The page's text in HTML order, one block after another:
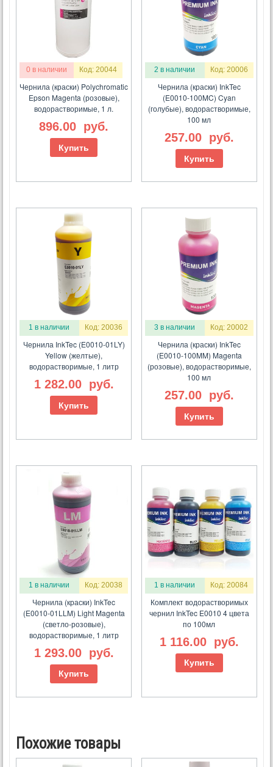
0 в наличии Код: 20044
Чернила (краски) Polychromatic
Epson Magenta (розовые),
водорастворимые, 1 л.
896.00 руб.
Купить
2 в наличии Код: 20006
Чернила (краски) InkTec
(E0010-100MC) Cyan
(голубые), водорастворимые,
100 мл
257.00 руб.
Купить
1 в наличии Код: 20036
Чернила InkTec (E0010-01LY)
Yellow (желтые),
водорастворимые, 1 литр
1 282.00 руб.
Купить
3 в наличии Код: 20002
Чернила (краски) InkTec
(E0010-100MM) Magenta
(розовые), водорастворимые,
100 мл
257.00 руб.
Купить
1 в наличии Код: 20038
Чернила (краски) InkTec
(E0010-01LLM) Light Magenta
(светло-розовые),
водорастворимые, 1 литр
1 293.00 руб.
Купить
1 в наличии Код: 20084
Комплект водорастворимых
чернил InkTec E0010 4 цвета
по 100мл
1 116.00 руб.
Купить
Похожие товары